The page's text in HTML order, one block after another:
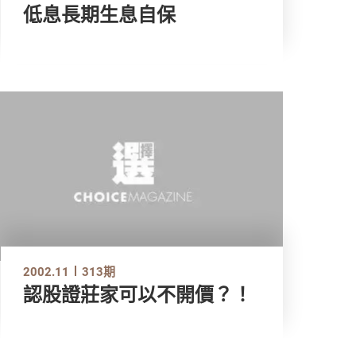
低息長期生息自保
2002.11 313期
認股證莊家可以不開價？！